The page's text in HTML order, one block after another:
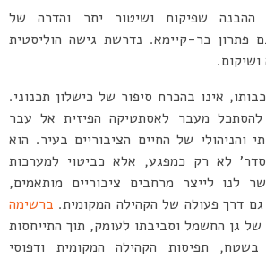
ההבנה שפיקוח ושיטור יתר והדרה של
פתרון בר-קיימא. נדרשת גישה הוליסטית
אינו בהכרח סיפור של כישלון תכנוני.
להסתכל מעבר לאסתטיקה הפיזית אל עבר
והניהולי של החיים הציבוריים בעיר. הוא
לא רק כמפגע, אלא כביטוי למערכות
לנו לייצר מרחבים ציבוריים מותאמים,
גם דרך פעולה של הקהילה המקומית. ברשימה
גן החשמל וסביבתו לעומק, תוך התייחסות
בשטח, תפיסות הקהילה המקומית ודפוסי